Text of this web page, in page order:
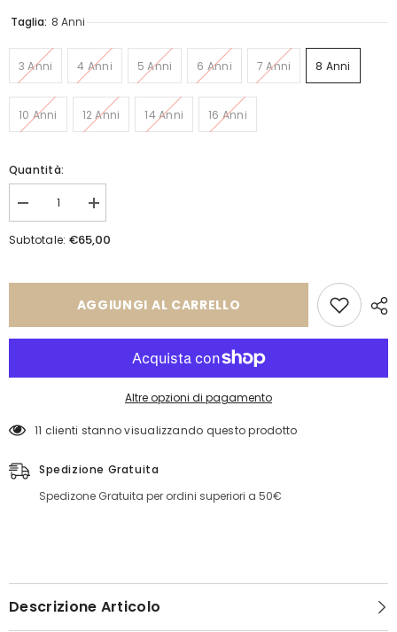
Taglia: 8 Anni
3 Anni 4 Anni 5 Anni 6 Anni 7 Anni 8 Anni
10 Anni 12 Anni 14 Anni 16 Anni
Quantità:
Diminuisci
quantità
per
Aumenta
quantità
per
Coordinato
Subtotale: €65,00
AGGIUNGI AL CARRELLO
Altre opzioni di pagamento
11 clienti stanno visualizzando questo prodotto
Spedizione Gratuita
Spedizone Gratuita per ordini superiori a 50€
Descrizione Articolo